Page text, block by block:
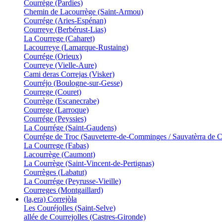
Courrège (Pardies)
Chemin de Lacourrège (Saint-Armou)
Courrége (Aries-Espénan)
Courreye (Berbérust-Lias)
La Courrege (Caharet)
Lacourreye (Lamarque-Rustaing)
Courrége (Orieux)
Courreye (Vielle-Aure)
Cami deras Correjas (Visker)
Courréjo (Boulogne-sur-Gesse)
Courrege (Couret)
Courrège (Escanecrabe)
Courrege (Larroque)
Courrége (Peyssies)
La Courrége (Saint-Gaudens)
Courrége de Troc (Sauveterre-de-Comminges / Sauvatèrra de
La Courrege (Fabas)
Lacourrège (Caumont)
La Courrège (Saint-Vincent-de-Pertignas)
Courrèges (Labatut)
La Courrége (Peyrusse-Vieille)
Courreges (Montgaillard)
(la,era) Correjòla
Les Couréjolles (Saint-Selve)
allée de Courrejolles (Castres-Gironde)